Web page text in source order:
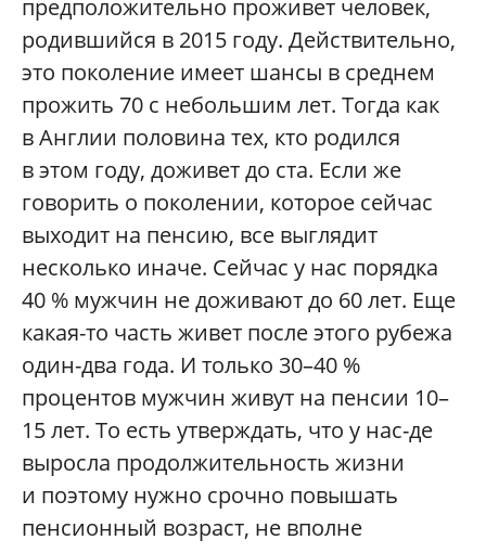
предположительно проживет человек,
родившийся в 2015 году. Действительно,
это поколение имеет шансы в среднем
прожить 70 с небольшим лет. Тогда как
в Англии половина тех, кто родился
в этом году, доживет до ста. Если же
говорить о поколении, которое сейчас
выходит на пенсию, все выглядит
несколько иначе. Сейчас у нас порядка
40 % мужчин не доживают до 60 лет. Еще
какая-то часть живет после этого рубежа
один-два года. И только 30–40 %
процентов мужчин живут на пенсии 10–
15 лет. То есть утверждать, что у нас-де
выросла продолжительность жизни
и поэтому нужно срочно повышать
пенсионный возраст, не вполне